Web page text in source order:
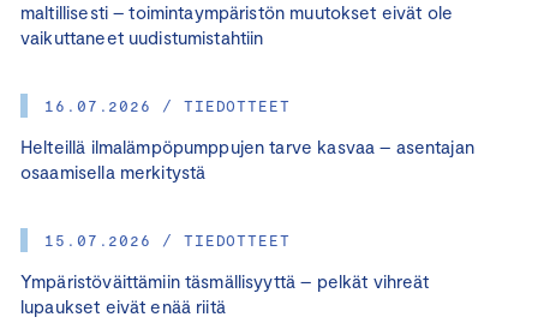
maltillisesti – toimintaympäristön muutokset eivät ole
vaikuttaneet uudistumistahtiin
16.07.2026 / TIEDOTTEET
Helteillä ilmalämpöpumppujen tarve kasvaa – asentajan
osaamisella merkitystä
15.07.2026 / TIEDOTTEET
Ympäristöväittämiin täsmällisyyttä – pelkät vihreät
lupaukset eivät enää riitä